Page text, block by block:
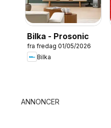
Bilka - Prosonic
fra fredag 01/05/2026
Bilka
ANNONCER